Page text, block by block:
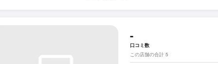
-
口コミ数
この店舗の合計 5